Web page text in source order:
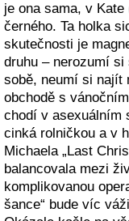
je ona sama, v
černého. Ta holka
skutečnosti je
druhu – nerozumí
sobě, neumí si najít
obchodě s
chodí v asexuálním
cinká rolničkou a v
Michaela „Last
balancovala mezi
komplikovanou
šance“ bude víc